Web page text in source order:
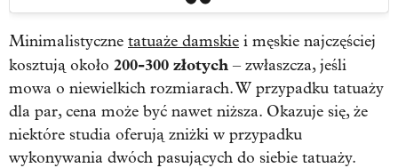
Minimalistyczne tatuaże damskie i męskie najczęściej
kosztują około 200-300 złotych – zwłaszcza, jeśli
mowa o niewielkich rozmiarach. W przypadku tatuaży
dla par, cena może być nawet niższa. Okazuje się, że
niektóre studia oferują zniżki w przypadku
wykonywania dwóch pasujących do siebie tatuaży.